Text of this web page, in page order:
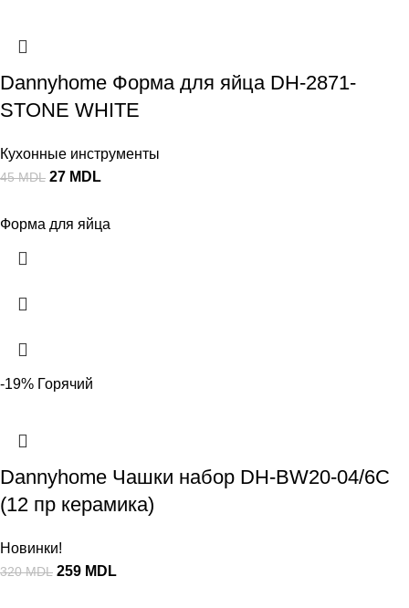
Dannyhome Форма для яйца DH-2871-
STONE WHITE
Кухонные инструменты
45MDL 27 MDL
Форма для яйца
-19% Горячий
Dannyhome Чашки набор DH-BW20-04/6C
(12 пр керамика)
Новинки!
320MDL 259 MDL